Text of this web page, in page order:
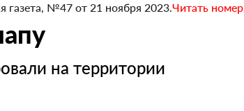
газета, №47 от 21 ноября 2023.Читать номер
на территории